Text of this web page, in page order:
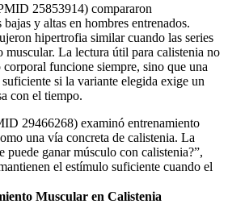
25853914) compararon
y altas en hombres entrenados.
hipertrofia similar cuando las series
muscular. La lectura útil para calistenia no
funcione siempre, sino que una
si la variante elegida exige un
con el tiempo.
29466268) examinó entrenamiento
una vía concreta de calistenia. La
puede ganar músculo con calistenia?”,
el estímulo suficiente cuando el
Muscular en Calistenia